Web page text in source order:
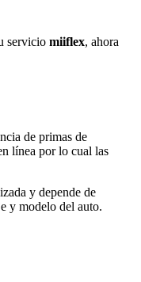
servicio miiflex, ahora
de primas de
línea por lo cual las
y depende de
y modelo del auto.